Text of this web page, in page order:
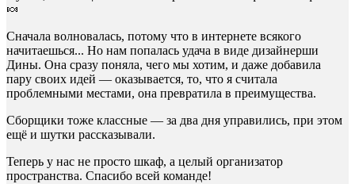
🍬
Сначала волновалась, потому что в интернете всякого
начитаешься... Но нам попалась удача в виде дизайнерши
Дины. Она сразу поняла, чего мы хотим, и даже добавила
пару своих идей — оказывается, то, что я считала
проблемными местами, она превратила в преимущества.
Сборщики тоже классные — за два дня управились, при этом
ещё и шутки рассказывали.
Теперь у нас не просто шкаф, а целый организатор
пространства. Спасибо всей команде!